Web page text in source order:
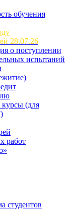
обучения
28.07.26
о поступлении
испытаний
(для
работ
студентов